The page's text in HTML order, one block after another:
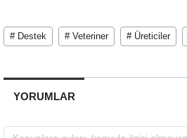
# Destek # Veteriner # Üreticiler
YORUMLAR